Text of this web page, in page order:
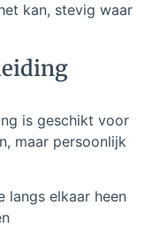
kan, stevig waar
is geschikt voor
maar persoonlijk
langs elkaar heen